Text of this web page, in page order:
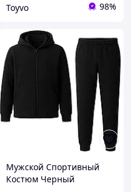
Toyvo 98%
Мужской Спортивный
Костюм Черный